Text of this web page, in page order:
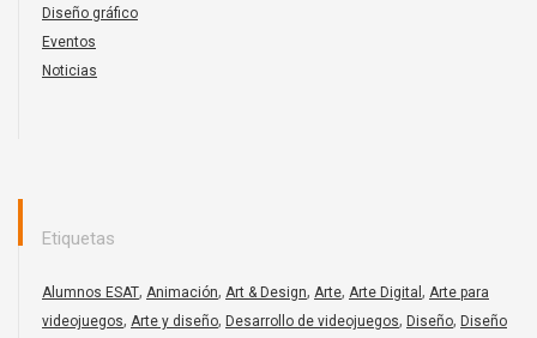
Diseño gráfico
Eventos
Noticias
Etiquetas
Alumnos ESAT, Animación, Art & Design, Arte, Arte Digital , Arte para
videojuegos, Arte y diseño, Desarrollo de videojuegos, Diseño, Diseño